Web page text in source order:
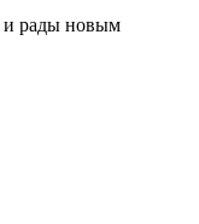
и рады новым